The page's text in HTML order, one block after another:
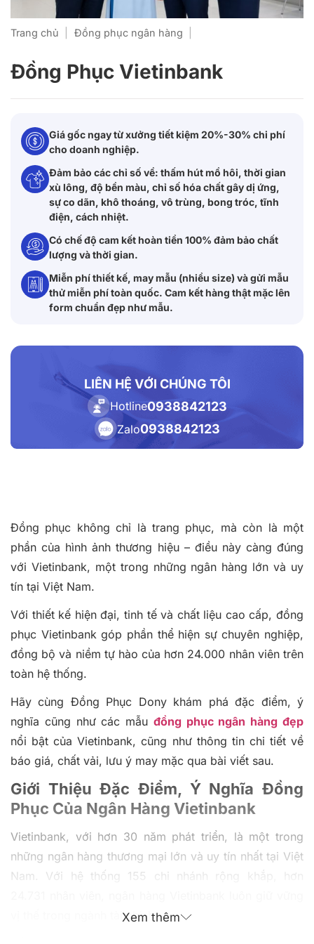
Trang chủ Đồng phục ngân hàng
Đồng Phục Vietinbank
Giá gốc ngay từ xưởng tiết kiệm 20%-30% chi phí
cho doanh nghiệp.
Đảm bảo các chỉ số về: thấm hút mồ hôi, thời gian
xù lông, độ bền màu, chỉ số hóa chất gây dị ứng,
sự co dãn, khô thoáng, vô trùng, bong tróc, tĩnh
điện, cách nhiệt.
Có chế độ cam kết hoàn tiền 100% đảm bảo chất
lượng và thời gian.
Miễn phí thiết kế, may mẫu (nhiều size) và gửi mẫu
thử miễn phí toàn quốc. Cam kết hàng thật mặc lên
form chuẩn đẹp như mẫu.
LIÊN HỆ VỚI CHÚNG TÔI
Hotline0938842123
Zalo0938842123
Đồng phục không chỉ là trang phục, mà còn là một
phần của hình ảnh thương hiệu – điều này càng đúng
với Vietinbank, một trong những ngân hàng lớn và uy
tín tại Việt Nam.
Với thiết kế hiện đại, tinh tế và chất liệu cao cấp, đồng
phục Vietinbank góp phần thể hiện sự chuyên nghiệp,
đồng bộ và niềm tự hào của hơn 24.000 nhân viên trên
toàn hệ thống.
Hãy cùng Đồng Phục Dony khám phá đặc điểm, ý
nghĩa cũng như các mẫu đồng phục ngân hàng đẹp
nổi bật của Vietinbank, cũng như thông tin chi tiết về
báo giá, chất vải, lưu ý may mặc qua bài viết sau.
Giới Thiệu Đặc Điểm, Ý Nghĩa Đồng
Phục Của Ngân Hàng Vietinbank
Vietinbank, với hơn 30 năm phát triển, là một trong
những ngân hàng thương mại lớn và uy tín nhất tại Việt
Nam. Với hệ thống 155 chi nhánh rộng khắp, hơn
vị thế trong ngành tài chính.
Xem thêm